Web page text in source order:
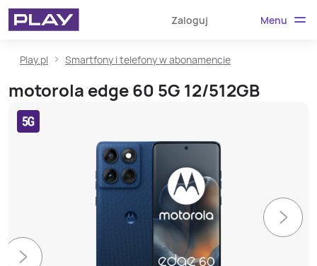
Zaloguj Menu
Play.pl Smartfony i telefony w abonamencie
motorola edge 60 5G 12/512GB